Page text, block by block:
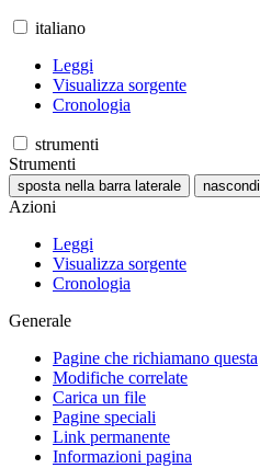
italiano
Leggi
Visualizza sorgente
Cronologia
strumenti
Strumenti
sposta nella barra laterale nascondi
Azioni
Leggi
Visualizza sorgente
Cronologia
Generale
Pagine che richiamano questa
Modifiche correlate
Carica un file
Pagine speciali
Link permanente
Informazioni pagina